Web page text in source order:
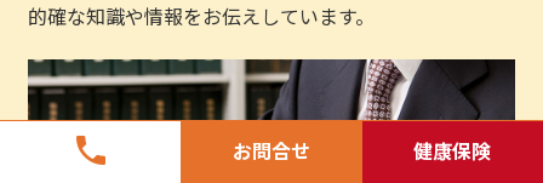
phone お問合せ 健康保険
的確な知識や情報をお伝えしています。